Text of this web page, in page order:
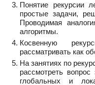
Понятие рекурсии
простые задачи,
Проводимая
алгоритмы.
Косвенную
рассматривать как
На занятиях по
рассмотреть
глобальных и